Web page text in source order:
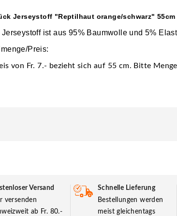
Jerseystoff "Reptilhaut orange/schwarz" 55cm
Jerseystoff ist aus 95% Baumwolle und 5%
Preis:
von Fr. 7.- bezieht sich auf 55 cm. Bitte
Versand
versenden
ab Fr. 80.-
Schnelle Lieferung
Bestellungen werden
meist gleichentags